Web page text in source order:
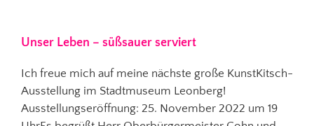
Unser Leben – süßsauer serviert
Ich freue mich auf meine nächste große KunstKitsch-
Ausstellung im Stadtmuseum Leonberg!
Ausstellungseröffnung: 25. November 2022 um 19